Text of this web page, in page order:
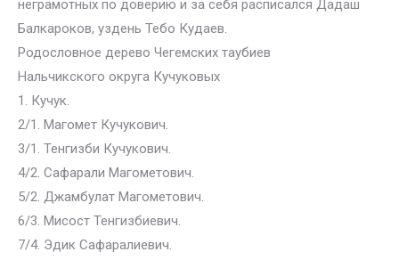
неграмотных по доверию и за себя расписался Дадаш
Балкароков, уздень Тебо Кудаев.
Родословное дерево Чегемских таубиев
Нальчикского округа Кучуковых
1. Кучук.
2/1. Магомет Кучукович.
3/1. Тенгизби Кучукович.
4/2. Сафарали Магометович.
5/2. Джамбулат Магометович.
6/3. Мисост Тенгизбиевич.
7/4. Эдик Сафаралиевич.